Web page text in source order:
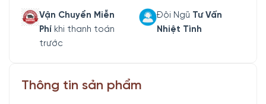
Vận Chuyển Miễn
Phí khi thanh toán
trước
Đội Ngũ Tư Vấn
Nhiệt Tình
Thông tin sản phẩm